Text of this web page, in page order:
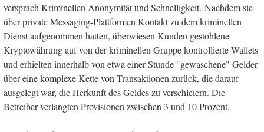
versprach Kriminellen Anonymität und Schnelligkeit. Nachdem sie
über private Messaging-Plattformen Kontakt zu dem kriminellen
Dienst aufgenommen hatten, überwiesen Kunden gestohlene
Kryptowährung auf von der kriminellen Gruppe kontrollierte Wallets
und erhielten innerhalb von etwa einer Stunde "gewaschene" Gelder
über eine komplexe Kette von Transaktionen zurück, die darauf
ausgelegt war, die Herkunft des Geldes zu verschleiern. Die
Betreiber verlangten Provisionen zwischen 3 und 10 Prozent.